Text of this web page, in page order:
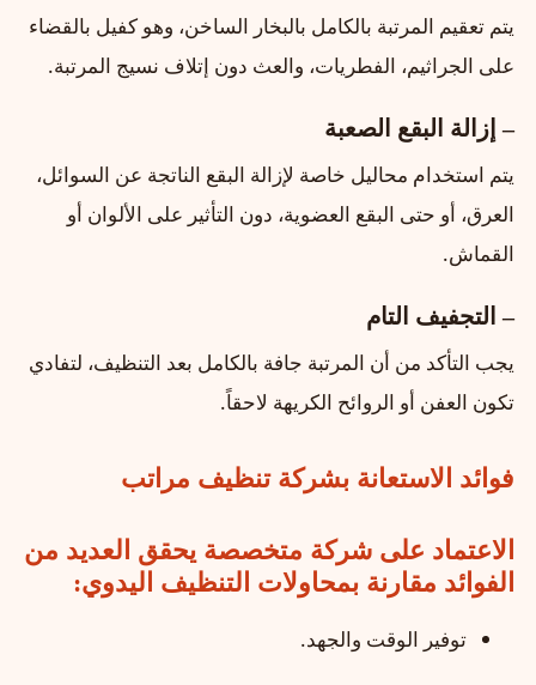
يتم تعقيم المرتبة بالكامل بالبخار الساخن، وهو كفيل بالقضاء
على الجراثيم، الفطريات، والعث دون إتلاف نسيج المرتبة.
– إزالة البقع الصعبة
يتم استخدام محاليل خاصة لإزالة البقع الناتجة عن السوائل،
العرق، أو حتى البقع العضوية، دون التأثير على الألوان أو
القماش.
– التجفيف التام
يجب التأكد من أن المرتبة جافة بالكامل بعد التنظيف، لتفادي
تكون العفن أو الروائح الكريهة لاحقاً.
فوائد الاستعانة بشركة تنظيف مراتب
الاعتماد على شركة متخصصة يحقق العديد من
الفوائد مقارنة بمحاولات التنظيف اليدوي:
توفير الوقت والجهد.